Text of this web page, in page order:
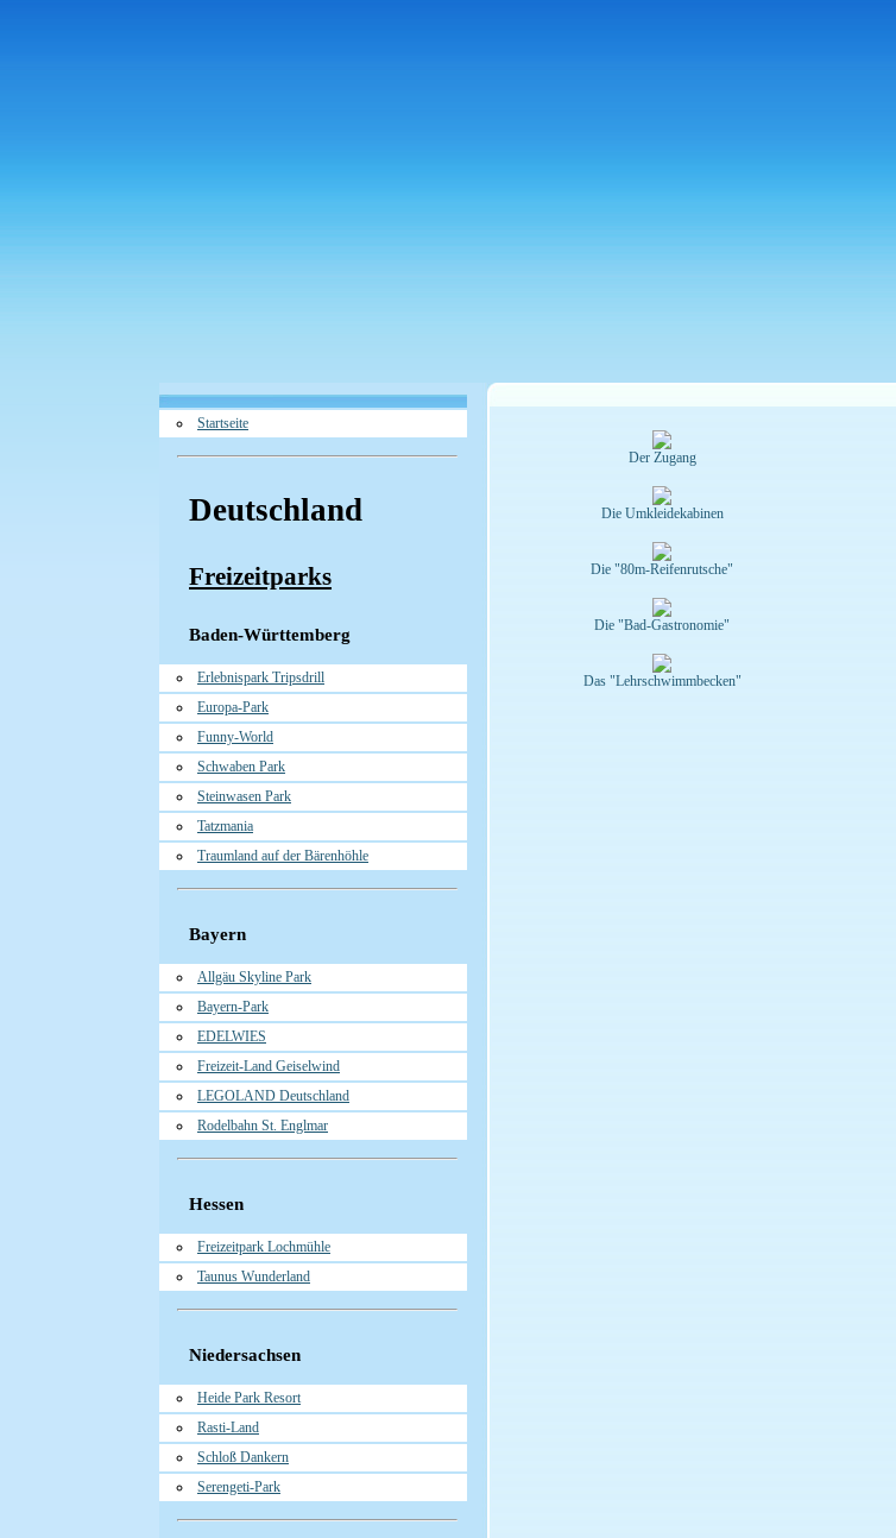
Startseite
Deutschland
Freizeitparks
Baden-Württemberg
Erlebnispark Tripsdrill
Europa-Park
Funny-World
Schwaben Park
Steinwasen Park
Tatzmania
Traumland auf der Bärenhöhle
Bayern
Allgäu Skyline Park
Bayern-Park
EDELWIES
Freizeit-Land Geiselwind
LEGOLAND Deutschland
Rodelbahn St. Englmar
Hessen
Freizeitpark Lochmühle
Taunus Wunderland
Niedersachsen
Heide Park Resort
Rasti-Land
Schloß Dankern
Serengeti-Park
Der Zugang
Die Umkleidekabinen
Die "80m-Reifenrutsche"
Die "Bad-Gastronomie"
Das "Lehrschwimmbecken"